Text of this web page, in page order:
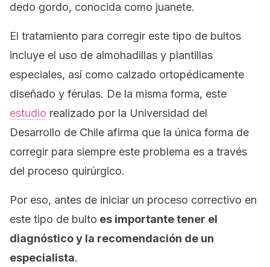
dedo gordo, conocida como juanete.
El tratamiento para corregir este tipo de bultos
incluye el uso de almohadillas y plantillas
especiales, así como calzado ortopédicamente
diseñado y férulas. De la misma forma, este
estudio realizado por la Universidad del
Desarrollo de Chile afirma que la única forma de
corregir para siempre este problema es a través
del proceso quirúrgico.
Por eso, antes de iniciar un proceso correctivo en
este tipo de bulto es importante tener el
diagnóstico y la recomendación de un
especialista.